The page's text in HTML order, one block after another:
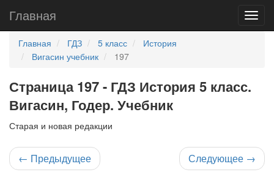
Главная
Главная ГДЗ 5 класс
История
Вигасин учебник
197
Страница 197 - ГДЗ История 5 класс.
Вигасин, Годер. Учебник
Старая и новая редакции
← Предыдущее Следующее →